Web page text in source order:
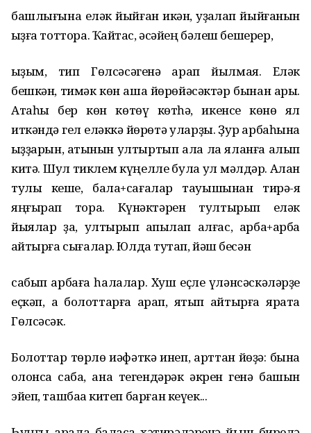
башлығына еләк йыйған икән, ҡуҙаҡлап йыйғанын
ҡыҙға тоттора. Ҡайтҡас, әсәйең бәлеш бешерер,
ҡыҙым, тип Гөлсәсәгенә ҡарап йылмая. Еләк
бешкән, тимәк көн аша йөрөйәсәктәр бынан ары.
Атаһы бер көн көтөү көтһә, икенсе көнө ял
иткәндә гел еләккә йөрөтә уларҙы. Ҙур арбаһына
ҡыҙҙарын, ҡатынын ултыртып ала ла яланға алып
китә. Шул тиклем күңелле була ул мәлдәр. Аҡлан
тулы кеше, бала+сағалар тауышынан тирә-яҡ
яңғырап тора. Күнәктәрен тултырып еләк
йыялар ҙа, ултырып ҡапҡылап алғас, арба+арба
ҡайтырға сығалар. Юлда туҡтап, йәш бесән
сабып арбаға һалалар. Хуш еҫле үләнсәскәләрҙе
еҫкәп, аҡ болоттарға ҡарап, ятып ҡайтырға ярата
Гөлсәсәк.
Болоттар төрлө ҡиәфәткә инеп, арттан йөҙә: бына
ҡолонсаҡ саба, ана тегендәрәк әкрен генә башын
эйеп, ташбаҡа китеп барған кеүек...